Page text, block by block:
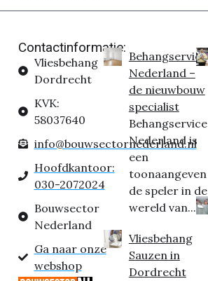
Contactinformatie:
Vliesbehang
Dordrecht
KVK:
58037640
info@bouwsectornederland.nl
Hoofdkantoor:
030-2072024
Bouwsector
Nederland
Ga naar onze
webshop
Behangservice
Nederland –
de nieuwbouw
specialist
Behangservice
Nederland is
een
toonaangeven
de speler in de
wereld van...
Vliesbehang
Sauzen in
Dordrecht